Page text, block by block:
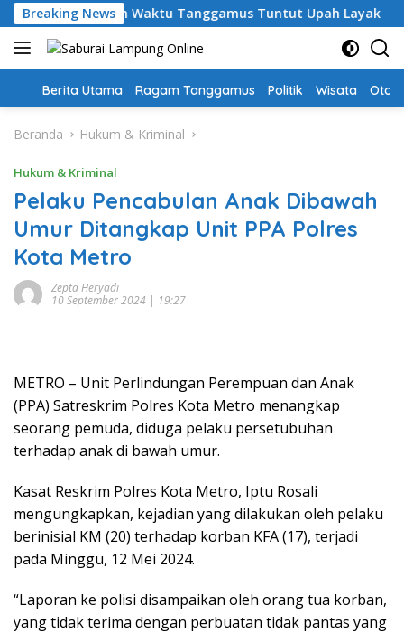
Langsung
ke
konten
Breaking News
PPPK Paruh Waktu Tanggamus Tuntut Upah Layak
Home
Berita Utama Ragam Tanggamus Politik Wisata Oto
Beranda Hukum & Kriminal
Hukum & Kriminal
Pelaku Pencabulan Anak Dibawah
Umur Ditangkap Unit PPA Polres
Kota Metro
Zepta Heryadi
10 September 2024 | 19:27
METRO – Unit Perlindungan Perempuan dan Anak
(PPA) Satreskrim Polres Kota Metro menangkap
seorang pemuda, diduga pelaku persetubuhan
terhadap anak di bawah umur.
Kasat Reskrim Polres Kota Metro, Iptu Rosali
mengungkapkan, kejadian yang dilakukan oleh pelaku
berinisial KM (20) terhadap korban KFA (17), terjadi
pada Minggu, 12 Mei 2024.
“Laporan ke polisi disampaikan oleh orang tua korban,
yang tidak terima dengan perbuatan tidak pantas yang